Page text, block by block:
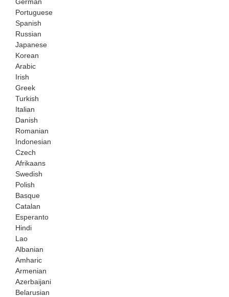
German
Portuguese
Spanish
Russian
Japanese
Korean
Arabic
Irish
Greek
Turkish
Italian
Danish
Romanian
Indonesian
Czech
Afrikaans
Swedish
Polish
Basque
Catalan
Esperanto
Hindi
Lao
Albanian
Amharic
Armenian
Azerbaijani
Belarusian